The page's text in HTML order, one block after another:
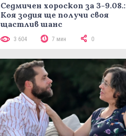
Седмичен хороскоп за 3-9.08.:
Коя зодия ще получи своя
щастлив шанс
3 604 7 мин 0